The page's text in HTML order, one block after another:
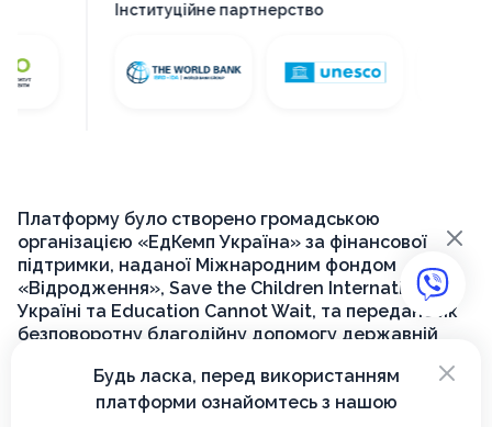
Інституційне партнерство
Платформу було створено громадською
організацією «ЕдКемп Україна» за фінансової
підтримки, наданої Міжнародним фондом
«Відродження», Save the Children International в
Україні та Education Cannot Wait, та передано як
безповоротну благодійну допомогу державній
для її подальшого функціонування на державному
×
Будь ласка, перед використанням
платформи ознайомтесь з нашою
×